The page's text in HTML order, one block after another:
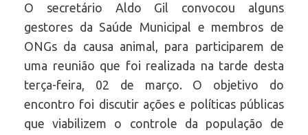
O secretário Aldo Gil convocou alguns
gestores da Saúde Municipal e membros de
ONGs da causa animal, para participarem de
uma reunião que foi realizada na tarde desta
terça-feira, 02 de março. O objetivo do
encontro foi discutir ações e políticas públicas
que viabilizem o controle da população de